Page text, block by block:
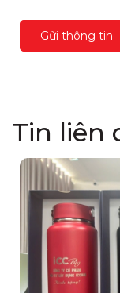
Gửi thông tin
Tin liên